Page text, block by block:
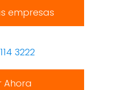
empresas
3222
Ahora